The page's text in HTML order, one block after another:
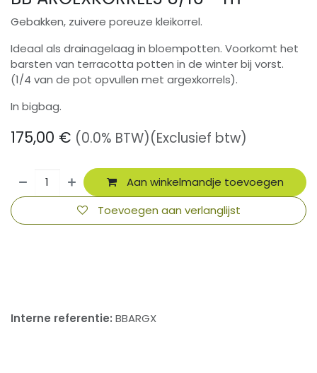
Gebakken, zuivere poreuze kleikorrel.
Ideaal als drainagelaag in bloempotten. Voorkomt het
barsten van terracotta potten in de winter bij vorst.
(1/4 van de pot opvullen met argexkorrels).
In bigbag.
175,00 € (0.0% BTW)(Exclusief btw)
Aan winkelmandje toevoegen
Toevoegen aan verlanglijst
Interne referentie: BBARGX